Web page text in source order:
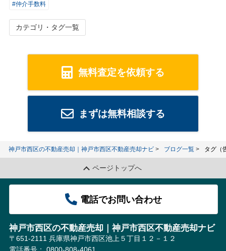
#仲介手数料
カテゴリ・タグ一覧
無料査定を依頼する
まずは無料相談する
神戸市西区の不動産売却｜神戸市西区不動産売却ナビ ブログ一覧 タグ（
ページトップへ
電話でお問い合わせ
神戸市西区の不動産売却｜神戸市西区不動産売却ナビ
〒651-2111 兵庫県神戸市西区池上５丁目１２－１２
電話番号： 0800-808-4061